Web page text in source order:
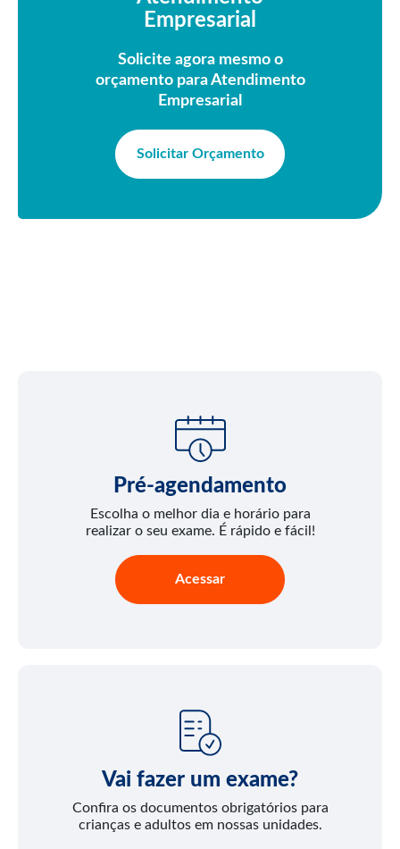
Empresarial
Solicite agora mesmo o
orçamento para Atendimento
Empresarial
Solicitar Orçamento
Pré-agendamento
Escolha o melhor dia e horário para
realizar o seu exame. É rápido e fácil!
Acessar
Vai fazer um exame?
Confira os documentos obrigatórios para
crianças e adultos em nossas unidades.